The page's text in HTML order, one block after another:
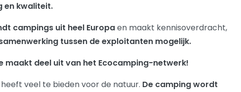
en kwaliteit.
campings uit heel Europaen maakt kennisoverdracht,
tussen de exploitanten mogelijk.
maakt deel uit van het Ecocamping-netwerk!
veel te bieden voor de natuur. De camping wordt